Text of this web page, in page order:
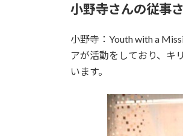
小野寺さんの従事
小野寺：Youth with a
アが活動をしており、キ
います。